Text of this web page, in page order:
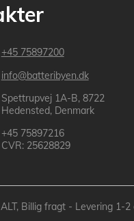
+45 75897200
info@batteribyen.dk
Spettrupvej 1A-B, 8722
Hedensted, Denmark
+45 75897216
CVR: 25628829
Billig fragt - Levering 1-